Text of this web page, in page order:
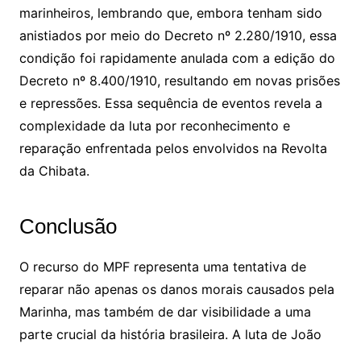
marinheiros, lembrando que, embora tenham sido
anistiados por meio do Decreto nº 2.280/1910, essa
condição foi rapidamente anulada com a edição do
Decreto nº 8.400/1910, resultando em novas prisões
e repressões. Essa sequência de eventos revela a
complexidade da luta por reconhecimento e
reparação enfrentada pelos envolvidos na Revolta
da Chibata.
Conclusão
O recurso do MPF representa uma tentativa de
reparar não apenas os danos morais causados pela
Marinha, mas também de dar visibilidade a uma
parte crucial da história brasileira. A luta de João